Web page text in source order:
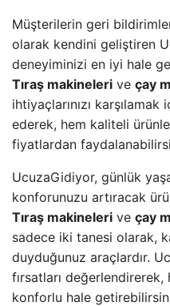
Müşterilerin geri
olarak kendini geliştiren
deneyiminizi en iyi hale
Tıraş makineleri ve çay
ihtiyaçlarınızı
ederek, hem kaliteli
fiyatlardan
UcuzaGidiyor, günlük
konforunuzu artıracak
Tıraş makineleri ve çay
sadece iki tanesi olarak,
duyduğunuz araçlardır.
fırsatları değerlendirerek,
konforlu hale